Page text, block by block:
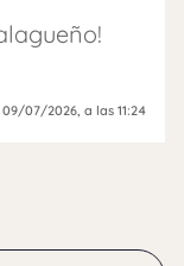
09/07/2026, a las 11:24